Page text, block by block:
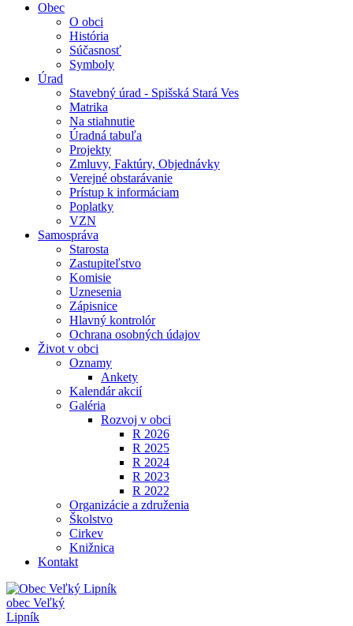
Obec
O obci
História
Súčasnosť
Symboly
Úrad
Stavebný úrad - Spišská Stará Ves
Matrika
Na stiahnutie
Úradná tabuľa
Projekty
Zmluvy, Faktúry, Objednávky
Verejné obstarávanie
Prístup k informáciam
Poplatky
VZN
Samospráva
Starosta
Zastupiteľstvo
Komisie
Uznesenia
Zápisnice
Hlavný kontrolór
Ochrana osobných údajov
Život v obci
Oznamy
Ankety
Kalendár akcií
Galéria
Rozvoj v obci
R 2026
R 2025
R 2024
R 2023
R 2022
Organizácie a združenia
Školstvo
Cirkev
Knižnica
Kontakt
obec Veľký
Lipník